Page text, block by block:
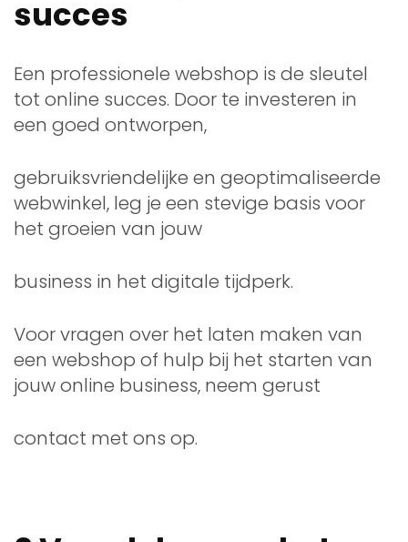
succes
Een professionele webshop is de sleutel
tot online succes. Door te investeren in
een goed ontworpen,
gebruiksvriendelijke en geoptimaliseerde
webwinkel, leg je een stevige basis voor
het groeien van jouw
business in het digitale tijdperk.
Voor vragen over het laten maken van
een webshop of hulp bij het starten van
jouw online business, neem gerust
contact met ons op.